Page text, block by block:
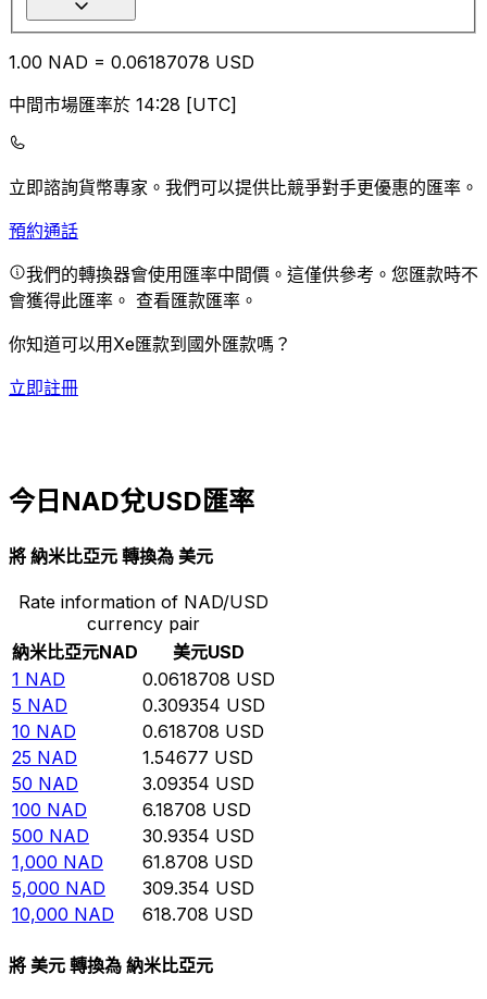
1.00 NAD = 0.06187078 USD
中間市場匯率於 14:28 [UTC]
立即諮詢貨幣專家。 我們可以提供比競爭對手更優惠的匯率。
預約通話
我們的轉換器會使用匯率中間價。這僅供參考。您匯款時不
會獲得此匯率。 查看匯款匯率。
你知道可以用Xe匯款到國外匯款嗎？
立即註冊
今日NAD兌USD匯率
將 納米比亞元 轉換為 美元
Rate information of NAD/USD
currency pair
納米比亞元NAD 美元USD
1 NAD 0.0618708 USD
5 NAD 0.309354 USD
10 NAD 0.618708 USD
25 NAD 1.54677 USD
50 NAD 3.09354 USD
100 NAD 6.18708 USD
500 NAD 30.9354 USD
1,000 NAD 61.8708 USD
5,000 NAD 309.354 USD
10,000 NAD 618.708 USD
將 美元 轉換為 納米比亞元